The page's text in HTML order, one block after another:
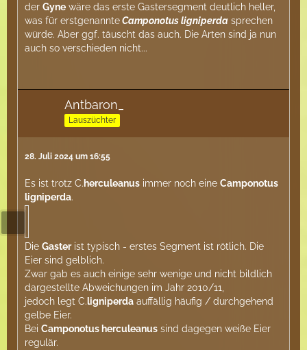
der Gyne wäre das erste Gastersegment deutlich heller,
was für erstgenannteCamponotus ligniperda sprechen
würde. Aber ggf. täuscht das auch. Die Arten sind ja nun
auch so verschieden nicht...
Antbaron_
Lauszüchter
28. Juli 2024 um 16:55
Es ist trotz C.herculeanus immer noch eine Camponotus
ligniperda.
Die Gasterist typisch - erstes Segment ist rötlich. Die
Eier sind gelblich.
Zwar gab es auch einige sehr wenige und nicht bildlich
dargestellte Abweichungen im Jahr 2010/11,
jedoch legt C.ligniperda auffällig häufig / durchgehend
gelbe Eier.
Bei Camponotus herculeanus sind dagegen weiße Eier
regulär.